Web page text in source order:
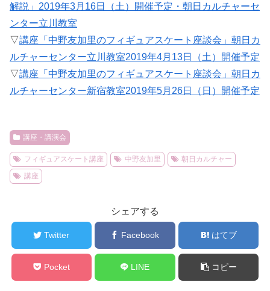
解説」2019年3月16日（土）開催予定・朝日カルチャーセ
ンター立川教室
▽講座「中野友加里のフィギュアスケート座談会」朝日カ
ルチャーセンター立川教室2019年4月13日（土）開催予定
▽講座「中野友加里のフィギュアスケート座談会」朝日カ
ルチャーセンター新宿教室2019年5月26日（日）開催予定
講座・講演会
フィギュアスケート講座 中野友加里
朝日カルチャー
講座
シェアする
Twitter Facebook はてブ
Pocket LINE コピー